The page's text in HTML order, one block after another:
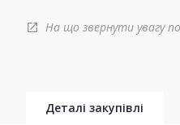
open_in_new На що звернути увагу
Деталі закупівлі